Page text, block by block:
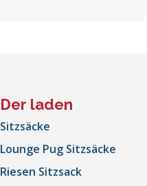
Der laden
Sitzsäcke
Lounge Pug Sitzsäcke
Riesen Sitzsack